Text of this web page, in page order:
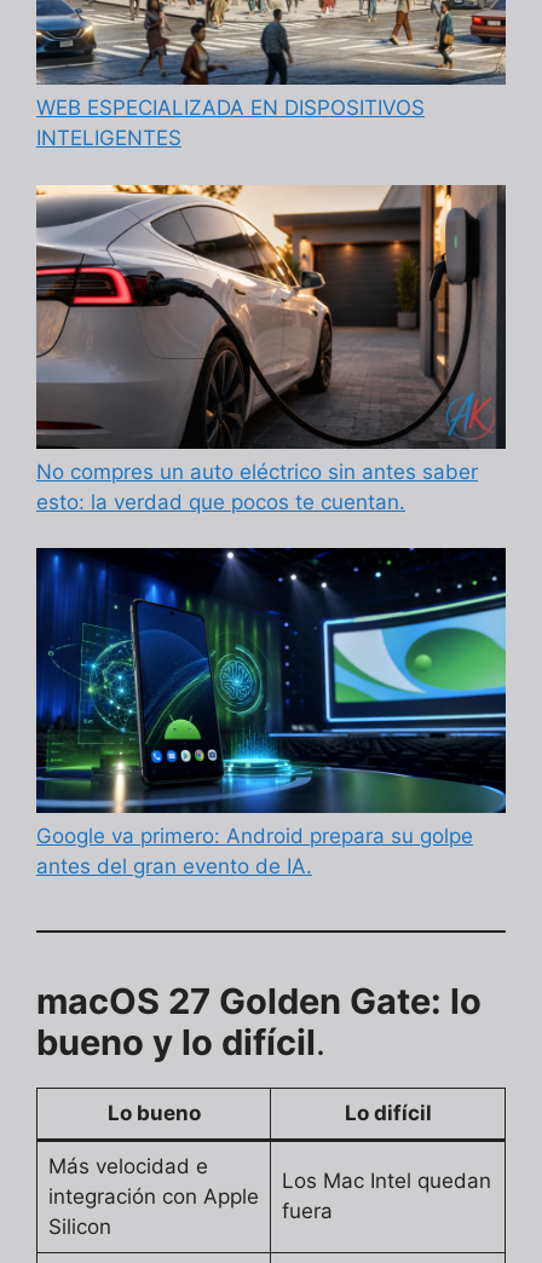
WEB ESPECIALIZADA EN DISPOSITIVOS
INTELIGENTES
No compres un auto eléctrico sin antes saber
esto: la verdad que pocos te cuentan.
Google va primero: Android prepara su golpe
antes del gran evento de IA.
macOS 27 Golden Gate: lo
bueno y lo difícil.
Lo bueno Lo difícil
Más velocidad e
integración con Apple
Silicon
Los Mac Intel quedan
fuera